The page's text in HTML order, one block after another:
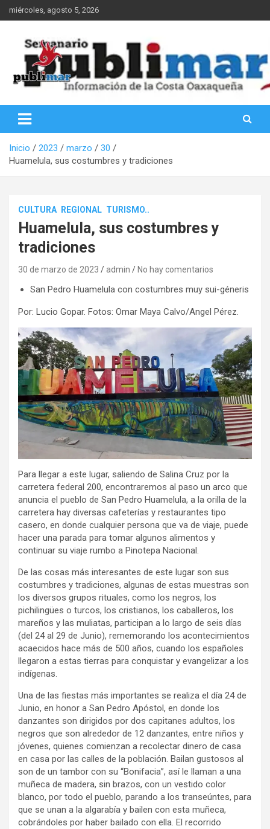
Saltar
al
miércoles, agosto 5, 2026
PubliMar
Inicio 2023 marzo
30
Huamelula, sus costumbres y tradiciones
CULTURA REGIONAL TURISMO..
Huamelula, sus costumbres y
tradiciones
30 de marzo de 2023 admin No hay comentarios
San Pedro Huamelula con costumbres muy sui-géneris
Por: Lucio Gopar. Fotos: Omar Maya Calvo/Angel Pérez.
Para llegar a este lugar, saliendo de Salina Cruz por la
carretera federal 200, encontraremos al paso un arco que
anuncia el pueblo de San Pedro Huamelula, a la orilla de la
carretera hay diversas cafeterías y restaurantes tipo
casero, en donde cualquier persona que va de viaje, puede
hacer una parada para tomar algunos alimentos y
continuar su viaje rumbo a Pinotepa Nacional.
De las cosas más interesantes de este lugar son sus
costumbres y tradiciones, algunas de estas muestras son
los diversos grupos rituales, como los negros, los
pichilingües o turcos, los cristianos, los caballeros, los
mareños y las muliatas, participan a lo largo de seis días
(del 24 al 29 de Junio), rememorando los acontecimientos
acaecidos hace más de 500 años, cuando los españoles
llegaron a estas tierras para conquistar y evangelizar a los
indígenas.
Una de las fiestas más importantes se realiza el día 24 de
Junio, en honor a San Pedro Apóstol, en donde los
danzantes son dirigidos por dos capitanes adultos, los
negros que son alrededor de 12 danzantes, entre niños y
jóvenes, quienes comienzan a recolectar dinero de casa
en casa por las calles de la población. Bailan gustosos al
son de un tambor con su “Bonifacia”, así le llaman a una
muñeca de madera, sin brazos, con un vestido color
blanco, por todo el pueblo, parando a los transeúntes, para
que se unan a la algarabía y bailen con esta muñeca,
cobrándoles por haber bailado con ella. El recorrido